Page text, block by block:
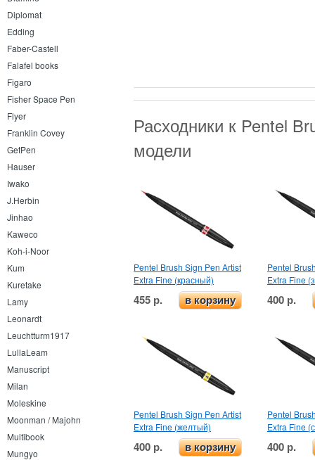
Diplomat
Edding
Faber-Castell
Falafel books
Figaro
Fisher Space Pen
Flyer
Franklin Covey
GetPen
Hauser
Iwako
J.Herbin
Jinhao
Kaweco
Koh-i-Noor
Kum
Kuretake
Lamy
Leonardt
Leuchtturm1917
LullaLeam
Manuscript
Milan
Moleskine
Moonman / Majohn
Multibook
Mungyo
Расходники к Pentel
модели
Pentel Brush Sign Pen Artist
Extra Fine (красный)
455 р. в корзину
Pentel
Extra Fine
400 р.
Pentel Brush Sign Pen Artist
Extra Fine (желтый)
400 р. в корзину
Pentel
Extra Fine
400 р.